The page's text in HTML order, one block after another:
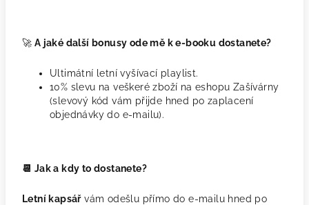
🚀 A jaké další bonusy ode mě k e-booku dostanete?
Ultimátní letní vyšívací playlist.
10% slevu na veškeré zboží na eshopu Zašívárny
(slevový kód vám přijde hned po zaplacení
objednávky do e-mailu).
📆 Jak a kdy to dostanete?
Letní kapsářvám odešlu přímo do e-mailu hned po